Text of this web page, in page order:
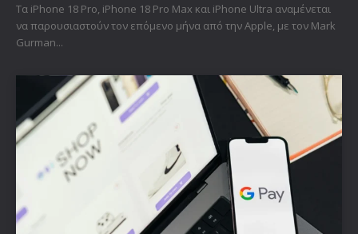
Τα iPhone 18 Pro, iPhone 18 Pro Max και iPhone Ultra αναμένεται
να παρουσιαστούν τον επόμενο μήνα από την Apple, με τον Mark
Gurman...